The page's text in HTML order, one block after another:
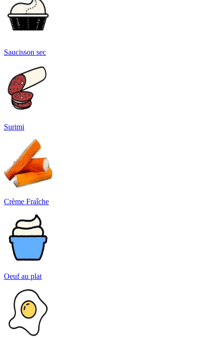
Saucisson sec
Surimi
Crème Fraîche
Oeuf au plat